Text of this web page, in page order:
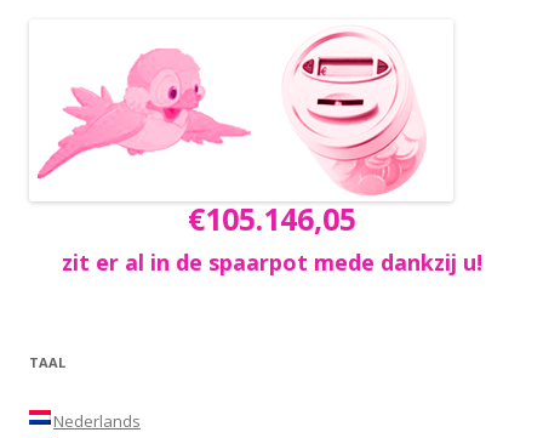
€105.146,05
zit er al in de spaarpot mede dankzij u!
TAAL
Nederlands